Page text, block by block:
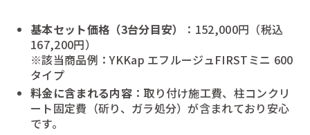
基本セット価格（3台分目安）
：152,000円（税込
167,200円）
※該当商品例：YKKap エフルージュFIRSTミニ 600
タイプ
料金に含まれる内容：取り付け施工費、柱コンクリ
ート固定費（斫り、ガラ処分）が含まれており安心
です。